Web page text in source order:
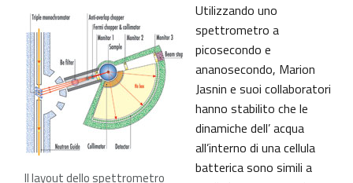
Il layout dello spettrometro
Utilizzando uno
spettrometro a
picosecondo e
ananosecondo, Marion
Jasnin e suoi collaboratori
hanno stabilito che le
dinamiche dell’ acqua
all’interno di una cellula
batterica sono simili a